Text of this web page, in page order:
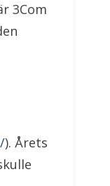
3Com
). Årets